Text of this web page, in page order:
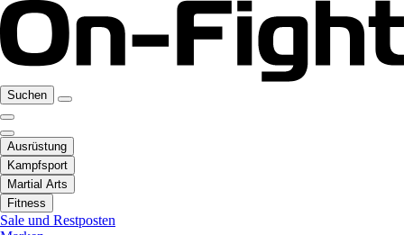
Suchen
Ausrüstung
Kampfsport
Martial Arts
Fitness
Sale und Restposten